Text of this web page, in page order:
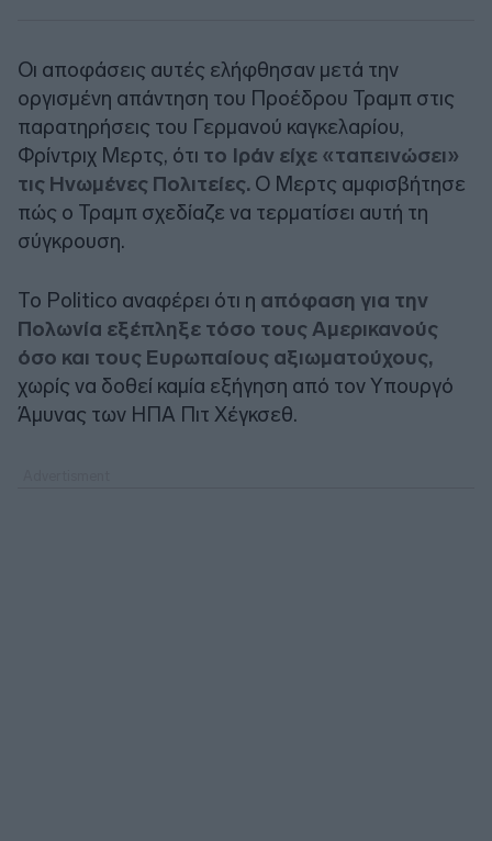
Οι αποφάσεις αυτές ελήφθησαν μετά την
οργισμένη απάντηση του Προέδρου Τραμπ στις
παρατηρήσεις του Γερμανού καγκελαρίου,
Φρίντριχ Μερτς, ότι το Ιράν είχε «ταπεινώσει»
τις Ηνωμένες Πολιτείες. Ο Μερτς αμφισβήτησε
πώς ο Τραμπ σχεδίαζε να τερματίσει αυτή τη
σύγκρουση.
Το Politico αναφέρει ότι η απόφαση για την
Πολωνία εξέπληξε τόσο τους Αμερικανούς
όσο και τους Ευρωπαίους αξιωματούχους,
χωρίς να δοθεί καμία εξήγηση από τον Υπουργό
Άμυνας των ΗΠΑ Πιτ Χέγκσεθ.